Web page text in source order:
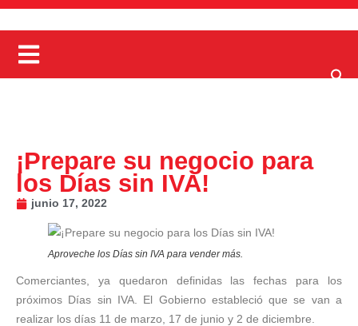
¡Prepare su negocio para
los Días sin IVA!
junio 17, 2022
Aproveche los Días sin IVA para vender más.
Comerciantes, ya quedaron definidas las fechas para los
próximos Días sin IVA. El Gobierno estableció que se van a
realizar los días 11 de marzo, 17 de junio y 2 de diciembre.